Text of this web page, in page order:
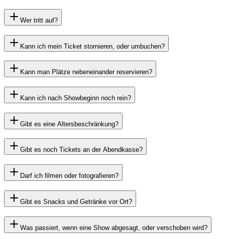
Wer tritt auf?
Kann ich mein Ticket stornieren, oder umbuchen?
Kann man Plätze nebeneinander reservieren?
Kann ich nach Showbeginn noch rein?
Gibt es eine Altersbeschränkung?
Gibt es noch Tickets an der Abendkasse?
Darf ich filmen oder fotografieren?
Gibt es Snacks und Getränke vor Ort?
Was passiert, wenn eine Show abgesagt, oder verschoben wird?